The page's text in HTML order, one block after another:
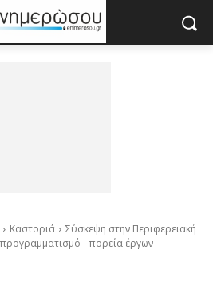
Καστοριά
Σύσκεψη στην Περιφερειακή
- πορεία έργων